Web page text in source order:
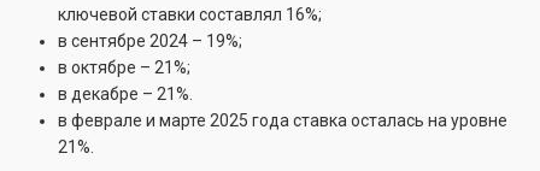
ключевой ставки составлял 16%;
в сентябре 2024 – 19%;
в октябре – 21%;
в декабре – 21%.
в феврале и марте 2025 года ставка осталась на уровне
21%.